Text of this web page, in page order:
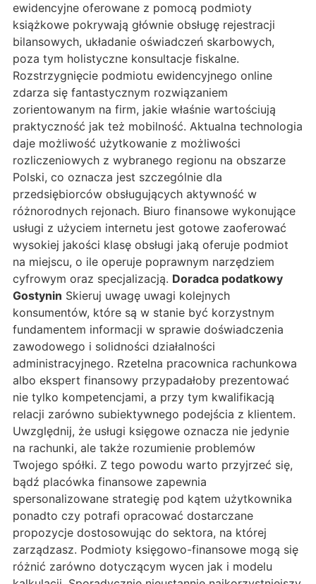
ewidencyjne oferowane z pomocą podmioty
książkowe pokrywają głównie obsługę rejestracji
bilansowych, układanie oświadczeń skarbowych,
poza tym holistyczne konsultacje fiskalne.
Rozstrzygnięcie podmiotu ewidencyjnego online
zdarza się fantastycznym rozwiązaniem
zorientowanym na firm, jakie właśnie wartościują
praktyczność jak też mobilność. Aktualna technologia
daje możliwość użytkowanie z możliwości
rozliczeniowych z wybranego regionu na obszarze
Polski, co oznacza jest szczególnie dla
przedsiębiorców obsługujących aktywność w
różnorodnych rejonach. Biuro finansowe wykonujące
usługi z użyciem internetu jest gotowe zaoferować
wysokiej jakości klasę obsługi jaką oferuje podmiot
na miejscu, o ile operuje poprawnym narzędziem
cyfrowym oraz specjalizacją. Doradca podatkowy
Gostynin Skieruj uwagę uwagi kolejnych
konsumentów, które są w stanie być korzystnym
fundamentem informacji w sprawie doświadczenia
zawodowego i solidności działalności
administracyjnego. Rzetelna pracownica rachunkowa
albo ekspert finansowy przypadałoby prezentować
nie tylko kompetencjami, a przy tym kwalifikacją
relacji zarówno subiektywnego podejścia z klientem.
Uwzględnij, że usługi księgowe oznacza nie jedynie
na rachunki, ale także rozumienie problemów
Twojego spółki. Z tego powodu warto przyjrzeć się,
bądź placówka finansowe zapewnia
spersonalizowane strategię pod kątem użytkownika
ponadto czy potrafi opracować dostarczane
propozycje dostosowując do sektora, na której
zarządzasz. Podmioty księgowo-finansowe mogą się
różnić zarówno dotyczącym wycen jak i modelu